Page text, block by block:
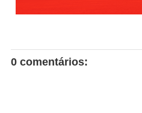
0 comentários: